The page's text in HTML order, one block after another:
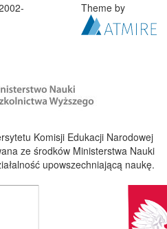
Theme by
Komisji Edukacji Narodowej
ze środków Ministerstwa Nauki
upowszechniającą naukę.